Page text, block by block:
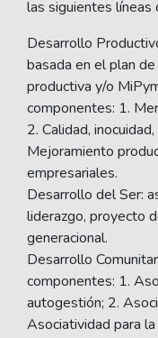
las siguientes líneas
Desarrollo
basada en el plan
productiva y/o
componentes: 1.
2. Calidad,
Mejoramiento
empresariales.
Desarrollo del Ser:
liderazgo, proyecto
generacional.
Desarrollo
componentes: 1.
autogestión; 2.
Asociatividad para la